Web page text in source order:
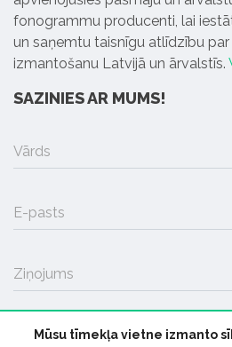
fonogrammu producenti, lai
un saņemtu taisnīgu atlīdzību
izmantošanu Latvijā un ārvalstīs.
SAZINIES AR MUMS!
Vārds
E-pasts
Ziņojums
Mūsu tīmekļa vietne izmanto